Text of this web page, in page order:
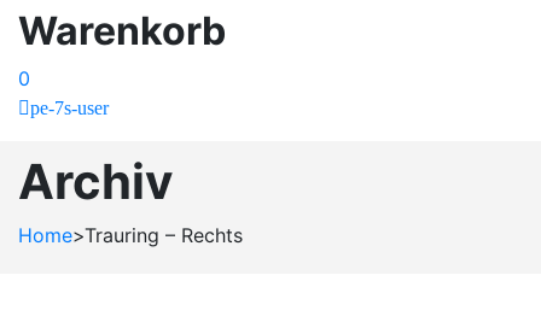
Warenkorb
0
pe-7s-user
Archiv
Home>Trauring – Rechts